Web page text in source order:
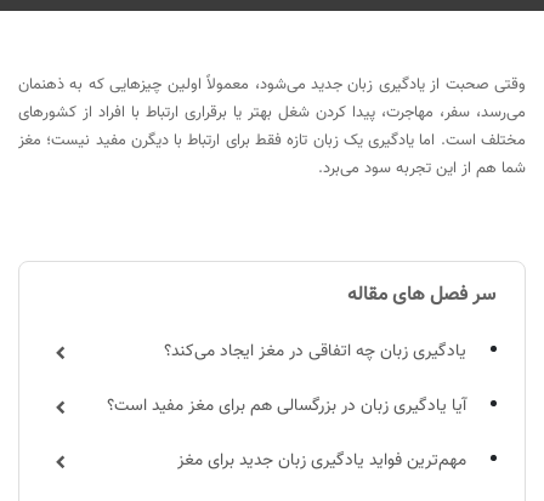
وقتی صحبت از یادگیری زبان جدید می‌شود، معمولاً اولین چیزهایی که به ذهنمان
می‌رسد، سفر، مهاجرت، پیدا کردن شغل بهتر یا برقراری ارتباط با افراد از کشورهای
مختلف است. اما یادگیری یک زبان تازه فقط برای ارتباط با دیگرن مفید نیست؛ مغز
شما هم از این تجربه سود می‌برد.
سر فصل های مقاله
یادگیری زبان چه اتفاقی در مغز ایجاد می‌کند؟
آیا یادگیری زبان در بزرگسالی هم برای مغز مفید است؟
مهم‌ترین فواید یادگیری زبان جدید برای مغز